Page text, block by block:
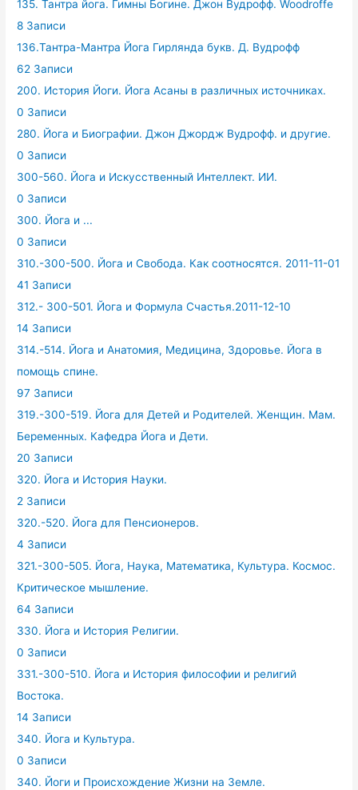
135. Тантра йога. Гимны Богине. Джон Вудрофф. Woodroffe
8 Записи
136.Тантра-Мантра Йога Гирлянда букв. Д. Вудрофф
62 Записи
200. История Йоги. Йога Асаны в различных источниках.
0 Записи
280. Йога и Биографии. Джон Джордж Вудрофф. и другие.
0 Записи
300-560. Йога и Искусственный Интеллект. ИИ.
0 Записи
300. Йога и ...
0 Записи
310.-300-500. Йога и Свобода. Как соотносятся. 2011-11-01
41 Записи
312.- 300-501. Йога и Формула Счастья.2011-12-10
14 Записи
314.-514. Йога и Анатомия, Медицина, Здоровье. Йога в
помощь спине.
97 Записи
319.-300-519. Йога для Детей и Родителей. Женщин. Мам.
Беременных. Кафедра Йога и Дети.
20 Записи
320. Йога и История Науки.
2 Записи
320.-520. Йога для Пенсионеров.
4 Записи
321.-300-505. Йога, Наука, Математика, Культура. Космос.
Критическое мышление.
64 Записи
330. Йога и История Религии.
0 Записи
331.-300-510. Йога и История философии и религий
Востока.
14 Записи
340. Йога и Культура.
0 Записи
340. Йоги и Происхождение Жизни на Земле.